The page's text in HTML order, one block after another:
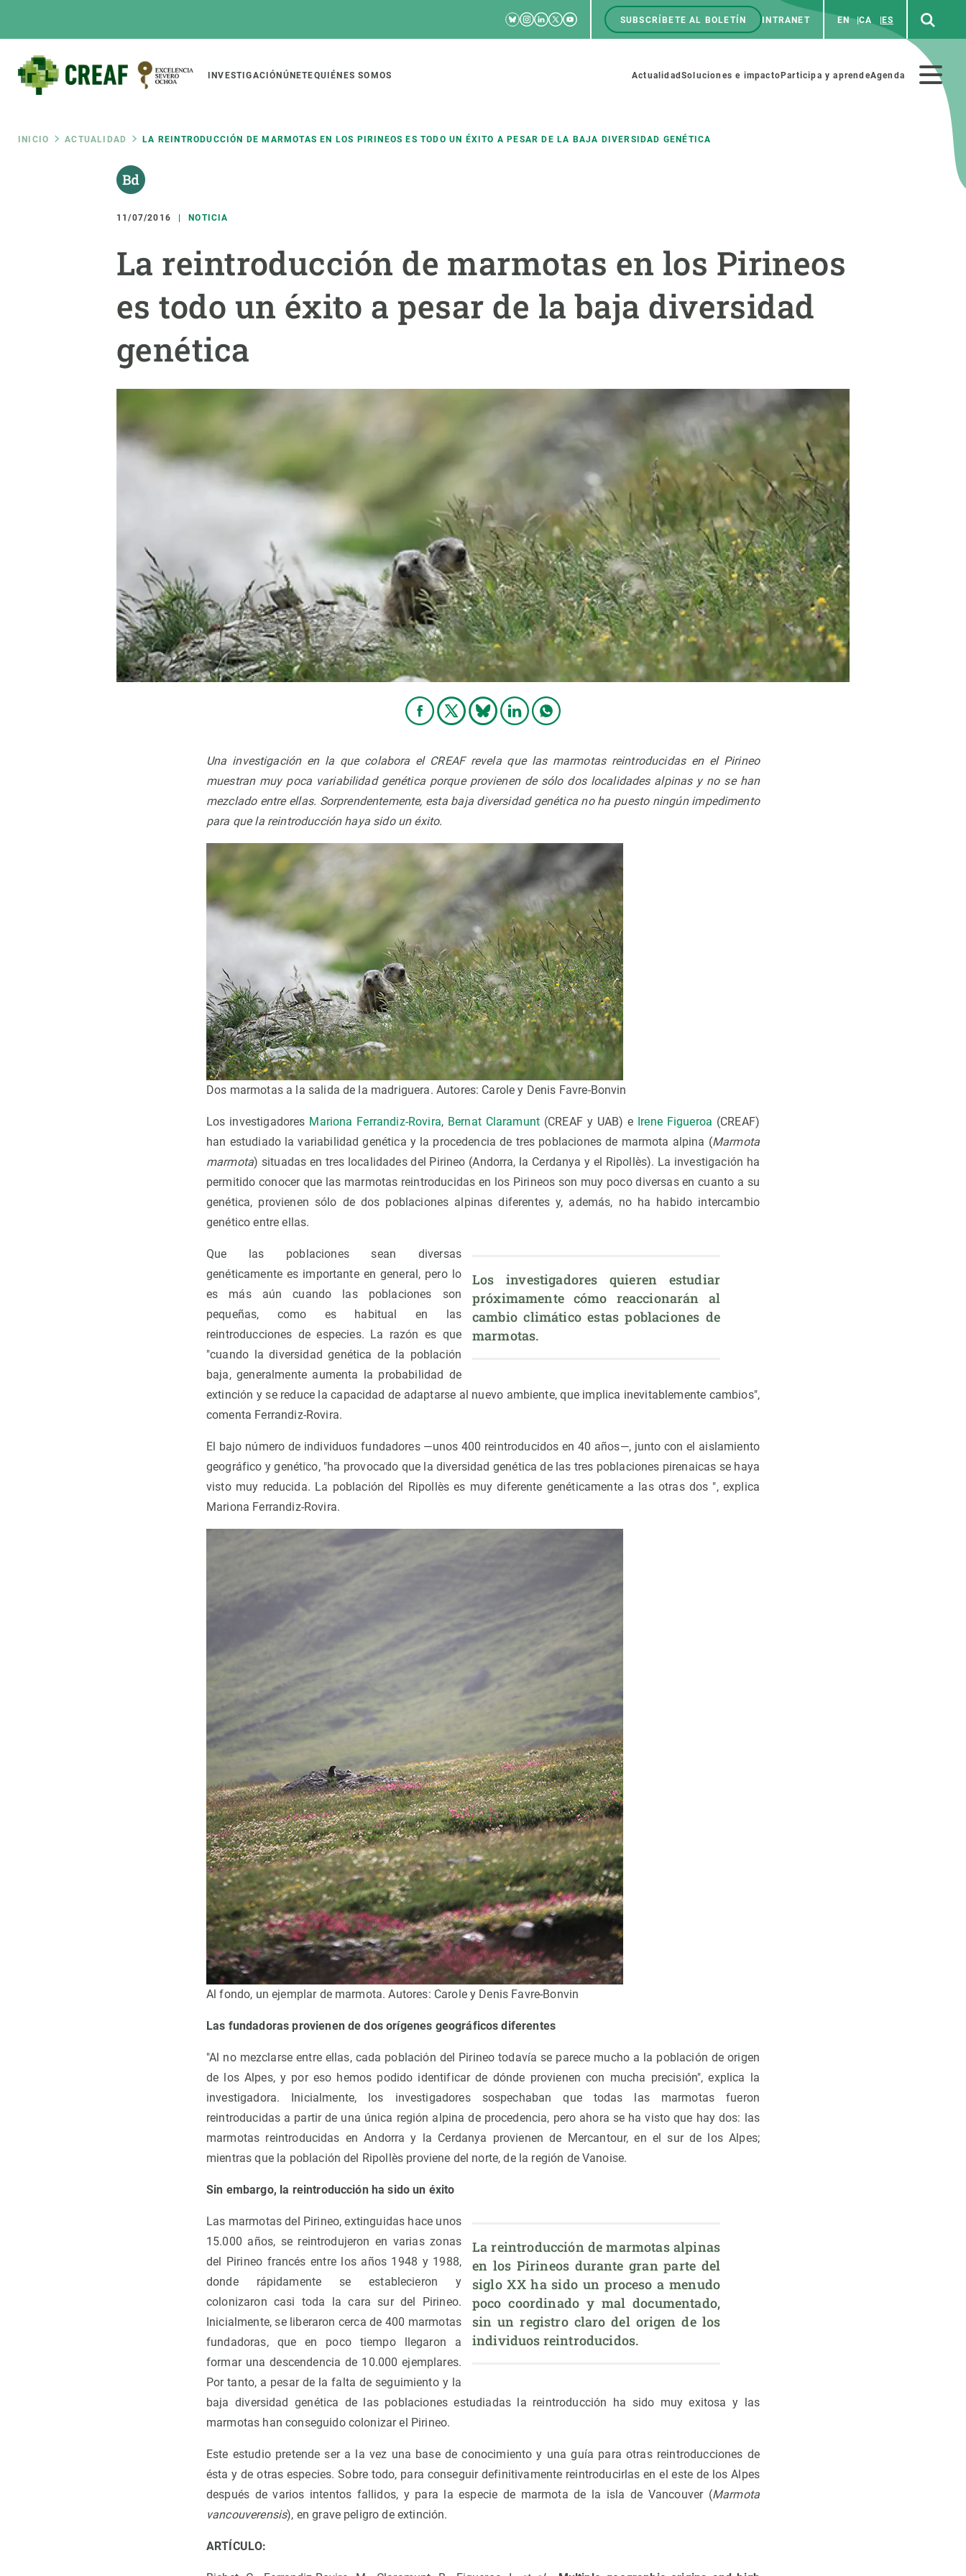
RRSS
Bluesky
Instagram
Linkedin
TwitterYoutube
Menú
top
SUBSCRÍBETE AL BOLETÍN INTRANET EN CA ES
Main
navigation
INVESTIGACIÓN ÚNETEQUIÉNES SOMOS
Menú
secundario
Actualidad Soluciones e impacto Participa y aprendeAgenda
Ruta
navegación
INICIO ACTUALIDAD LA REINTRODUCCIÓN DE MARMOTAS EN LOS PIRINEOS ES TODO UN ÉXITO A PESAR DE LA BAJA DIVERSIDAD GENÉTICA
11/07/2016 NOTICIA
La reintroducción de marmotas en los Pirineos
es todo un éxito a pesar de la baja diversidad
genética
Una investigación en la que colabora el CREAF revela que las marmotas reintroducidas en el Pirineo
muestran muy poca variabilidad genética porque provienen de sólo dos localidades alpinas y no se han
mezclado entre ellas. Sorprendentemente, esta baja diversidad genética no ha puesto ningún impedimento
para que la reintroducción haya sido un éxito.
Dos marmotas a la salida de la madriguera. Autores: Carole y Denis Favre-Bonvin
Los investigadores Mariona Ferrandiz-Rovira, Bernat Claramunt (CREAF y UAB) e Irene Figueroa (CREAF)
han estudiado la variabilidad genética y la procedencia de tres poblaciones de marmota alpina (Marmota
marmota) situadas en tres localidades del Pirineo (Andorra, la Cerdanya y el Ripollès). La investigación ha
permitido conocer que las marmotas reintroducidas en los Pirineos son muy poco diversas en cuanto a su
genética, provienen sólo de dos poblaciones alpinas diferentes y, además, no ha habido intercambio
genético entre ellas.
Los investigadores quieren estudiar
próximamente cómo reaccionarán al
cambio climático estas poblaciones de
marmotas.
Que las poblaciones sean diversas
genéticamente es importante en general, pero lo
es más aún cuando las poblaciones son
pequeñas, como es habitual en las
reintroducciones de especies. La razón es que
"cuando la diversidad genética de la población
baja, generalmente aumenta la probabilidad de
extinción y se reduce la capacidad de adaptarse al nuevo ambiente, que implica inevitablemente cambios",
comenta Ferrandiz-Rovira.
El bajo número de individuos fundadores —unos 400 reintroducidos en 40 años—, junto con el aislamiento
geográfico y genético, "ha provocado que la diversidad genética de las tres poblaciones pirenaicas se haya
visto muy reducida. La población del Ripollès es muy diferente genéticamente a las otras dos ", explica
Mariona Ferrandiz-Rovira.
Al fondo, un ejemplar de marmota. Autores: Carole y Denis Favre-Bonvin
Las fundadoras provienen de dos orígenes geográficos diferentes
"Al no mezclarse entre ellas, cada población del Pirineo todavía se parece mucho a la población de origen
de los Alpes, y por eso hemos podido identificar de dónde provienen con mucha precisión", explica la
investigadora. Inicialmente, los investigadores sospechaban que todas las marmotas fueron
reintroducidas a partir de una única región alpina de procedencia, pero ahora se ha visto que hay dos: las
marmotas reintroducidas en Andorra y la Cerdanya provienen de Mercantour, en el sur de los Alpes;
mientras que la población del Ripollès proviene del norte, de la región de Vanoise.
Sin embargo, la reintroducción ha sido un éxito
La reintroducción de marmotas alpinas
en los Pirineos durante gran parte del
siglo XX ha sido un proceso a menudo
poco coordinado y mal documentado,
sin un registro claro del origen de los
individuos reintroducidos.
Las marmotas del Pirineo, extinguidas hace unos
15.000 años, se reintrodujeron en varias zonas
del Pirineo francés entre los años 1948 y 1988,
donde rápidamente se establecieron y
colonizaron casi toda la cara sur del Pirineo.
Inicialmente, se liberaron cerca de 400 marmotas
fundadoras, que en poco tiempo llegaron a
formar una descendencia de 10.000 ejemplares.
Por tanto, a pesar de la falta de seguimiento y la
baja diversidad genética de las poblaciones estudiadas la reintroducción ha sido muy exitosa y las
marmotas han conseguido colonizar el Pirineo.
Este estudio pretende ser a la vez una base de conocimiento y una guía para otras reintroducciones de
ésta y de otras especies. Sobre todo, para conseguir definitivamente reintroducirlas en el este de los Alpes
después de varios intentos fallidos, y para la especie de marmota de la isla de Vancouver (Marmota
vancouverensis), en grave peligro de extinción.
ARTÍCULO:
Featured
responsive
Responsive
menu
SOBRE NOSOTROS
Organización institucional
Equidad, Diversidad e Inclusión (EDI)
Ciencia abierta y gestión del conocimiento
Documentación
Biodiversidad
Funcionamento de ecosistemas
Soluciones
Política y gestión
Estrategia de Recursos Humanos
Pide tu MSCA-PF
Pide tu beca ERC
Seminarios y actividades internas
Te ofrecemos formación
Haz ciencia con nosotros
COLABORA
Cambio global
Funcionamiento de los ecosistemas
Observación de la Tierra